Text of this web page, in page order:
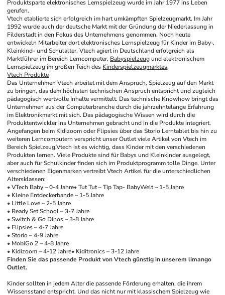
Produktsparte elektronisches Lernspielzeug wurde im Jahr 1977 ins Leben
gerufen.
Vtech etablierte sich erfolgreich im hart umkämpften Spielzeugmarkt. Im Jahr
1992 wurde auch der deutsche Markt mit der Gründung der Niederlassung in
Filderstadt in den Fokus des Unternehmens genommen. Noch heute
entwickeln Mitarbeiter dort elektronisches Lernspielzeug für Kinder im Baby-,
Kleinkind- und Schulalter. Vtech agiert in Deutschland erfolgreich als
Marktführer im Bereich Lerncomputer, Babyspielzeug und elektronischem
Lernspielzeug im großen Teich des Kinderspielzeugmarktes.
Vtech Produkte
Das Unternehmen Vtech arbeitet mit dem Anspruch, Spielzeug auf den Markt
zu bringen, das dem höchsten technischen Anspruch entspricht und zugleich
pädagogisch wertvolle Inhalte vermittelt. Das technische Knowhow bringt das
Unternehmen aus der Computerbranche durch die jahrzehntelange Erfahrung
im Elektronikmarkt mit sich. Das pädagogische Wissen wird durch die
Produktentwickler ins Unternehmen gebracht und in die Produkte integriert.
Angefangen beim Kidizoom oder Flipsies über das Storio Lerntablet bis hin zu
weiteren Lerncomputern verspricht unser Outlet viele Artikel von Vtech im
Bereich Spielzeug.Vtech ist es wichtig, dass Kinder mit den verschiedenen
Produkten lernen. Viele Produkte sind für Babys und Kleinkinder ausgelegt,
aber auch für Schulkinder finden sich im Produktprogramm tolle Dinge. Unter
verschiedenen Eigenmarken vertreibt Vtech Artikel für die unterschiedlichen
Altersklassen:
• VTech Baby – 0-4 Jahre• Tut Tut – Tip Tap- BabyWelt – 1-5 Jahre
• Kleine Entdeckerbande – 1-5 Jahre
• Little Love – 2-5 Jahre
• Ready Set School – 3-7 Jahre
• Switch & Go Dinos – 3-8 Jahre
• Flipsies – 4-7 Jahre
• Storio – 4-9 Jahre
• MobiGo 2 – 4-8 Jahre
• Kidizoom – 4-12 Jahre• Kiditronics – 3-12 Jahre
Finden Sie das passende Produkt von Vtech günstig in unserem limango
Outlet.
Kinder sollten in jedem Alter die passende Förderung erhalten, die ihrem